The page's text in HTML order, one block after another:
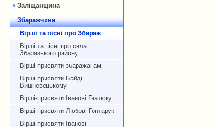
Заліщанщина
Збаражчина
Вірші та пісні про Збараж
Вірші та пісні про села
Збаразького району
Вірші-присвяти збаражанам
Вірші-присвяти Байді
Вишневецькому
Вірші-присвяти Іванові Гнатюку
Вірші-присвяти Любові Гонтарук
Вірші-присвяти Іванові